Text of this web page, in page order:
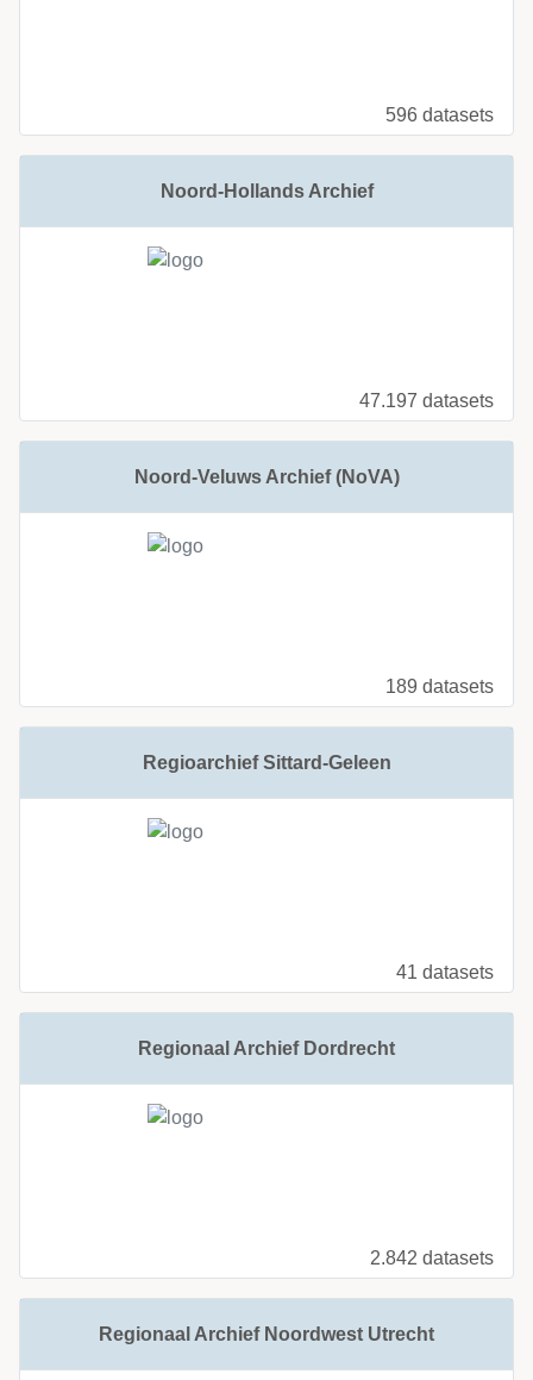
596 datasets
Noord-Hollands Archief
47.197 datasets
Noord-Veluws Archief (NoVA)
189 datasets
Regioarchief Sittard-Geleen
41 datasets
Regionaal Archief Dordrecht
2.842 datasets
Regionaal Archief Noordwest Utrecht